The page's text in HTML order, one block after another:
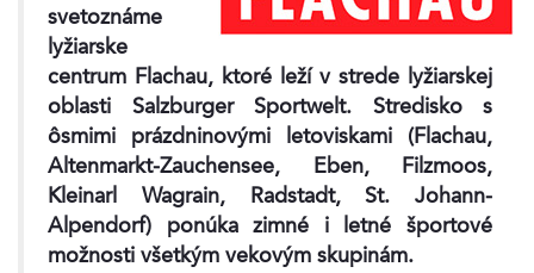
svetoznáme
lyžiarske
centrum Flachau, ktoré leží v strede lyžiarskej
oblasti Salzburger Sportwelt. Stredisko s
ôsmimi prázdninovými letoviskami (Flachau,
Altenmarkt-Zauchensee, Eben, Filzmoos,
Kleinarl Wagrain, Radstadt, St. Johann-
Alpendorf) ponúka zimné i letné športové
možnosti všetkým vekovým skupinám.